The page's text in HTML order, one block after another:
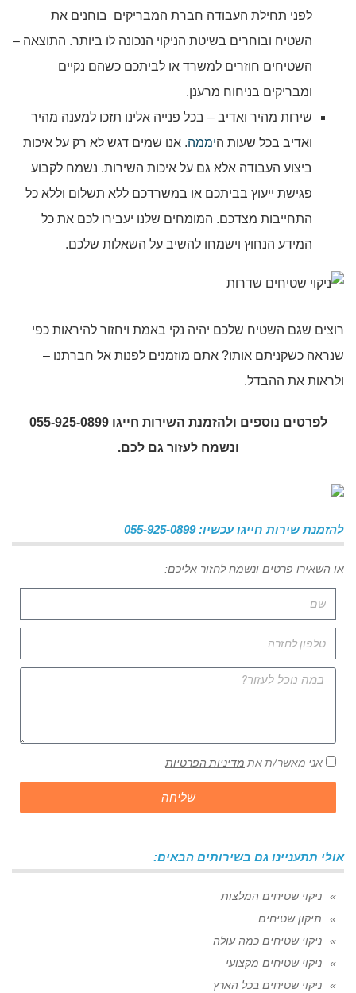
לפני תחילת העבודה חברת המבריקים בוחנים את
השטיח ובוחרים בשיטת הניקוי הנכונה לו ביותר. התוצאה –
השטיחים חוזרים למשרד או לביתכם כשהם נקיים
ומבריקים בניחוח מרענן.
שירות מהיר ואדיב – בכל פנייה אלינו תזכו למענה מהיר
ואדיב בכל שעות היממה. אנו שמים דגש לא רק על איכות
ביצוע העבודה אלא גם על איכות השירות. נשמח לקבוע
פגישת ייעוץ בביתכם או במשרדכם ללא תשלום וללא כל
התחייבות מצדכם. המומחים שלנו יעבירו לכם את כל
המידע הנחוץ וישמחו להשיב על השאלות שלכם.
רוצים שגם השטיח שלכם יהיה נקי באמת ויחזור להיראות כפי
שנראה כשקניתם אותו? אתם מוזמנים לפנות אל חברתנו –
ולראות את ההבדל.
לפרטים נוספים ולהזמנת השירות חייגו055-925-0899
ונשמחלעזור גם לכם.
להזמנת שירות חייגו עכשיו: 055-925-0899
או השאירו פרטים ונשמח לחזור אליכם:
אני מאשר/ת את מדיניות הפרטיות
שליחה
אולי תתעניינו גם בשירותים הבאים:
ניקוי שטיחים המלצות
תיקון שטיחים
ניקוי שטיחים כמה עולה
ניקוי שטיחים מקצועי
ניקוי שטיחים בכל הארץ